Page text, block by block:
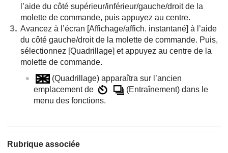
l’aide du côté supérieur/inférieur/gauche/droit de la
molette de commande, puis appuyez au centre.
Avancez à l’écran [Affichage/affich. instantané] à l’aide
du côté gauche/droit de la molette de commande. Puis,
sélectionnez [Quadrillage] et appuyez au centre de la
molette de commande.
(Quadrillage) apparaîtra sur l’ancien
emplacement de
(Entraînement) dans le
menu des fonctions.
Rubrique associée